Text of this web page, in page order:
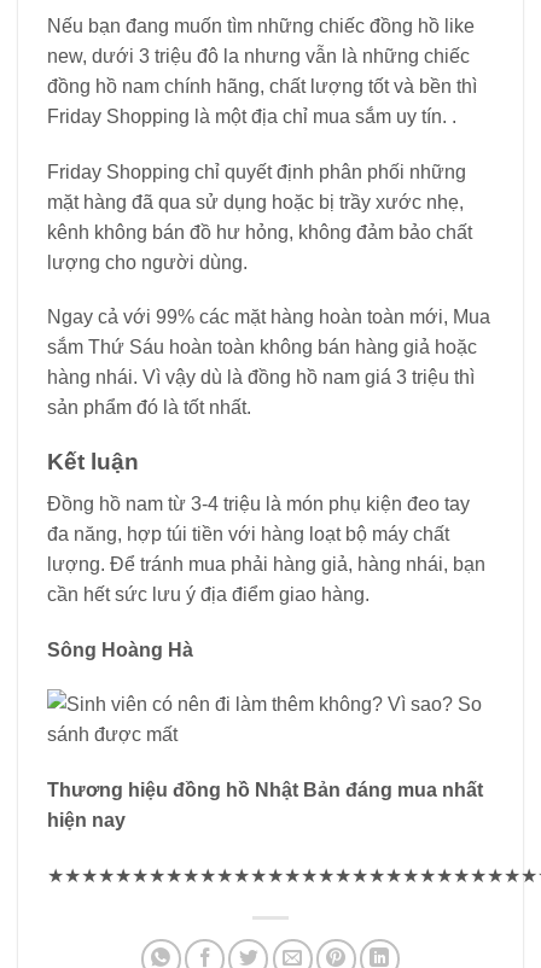
Nếu bạn đang muốn tìm những chiếc đồng hồ like
new, dưới 3 triệu đô la nhưng vẫn là những chiếc
đồng hồ nam chính hãng, chất lượng tốt và bền thì
Friday Shopping là một địa chỉ mua sắm uy tín. .
Friday Shopping chỉ quyết định phân phối những
mặt hàng đã qua sử dụng hoặc bị trầy xước nhẹ,
kênh không bán đồ hư hỏng, không đảm bảo chất
lượng cho người dùng.
Ngay cả với 99% các mặt hàng hoàn toàn mới, Mua
sắm Thứ Sáu hoàn toàn không bán hàng giả hoặc
hàng nhái. Vì vậy dù là đồng hồ nam giá 3 triệu thì
sản phẩm đó là tốt nhất.
Kết luận
Đồng hồ nam từ 3-4 triệu là món phụ kiện đeo tay
đa năng, hợp túi tiền với hàng loạt bộ máy chất
lượng. Để tránh mua phải hàng giả, hàng nhái, bạn
cần hết sức lưu ý địa điểm giao hàng.
Sông Hoàng Hà
Thương hiệu đồng hồ Nhật Bản đáng mua nhất
hiện nay